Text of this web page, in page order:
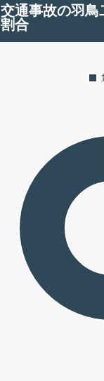
交通事故の羽鳥
割合